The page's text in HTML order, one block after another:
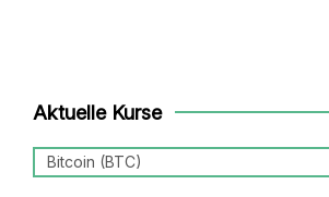
Aktuelle Kurse
Bitcoin (BTC)